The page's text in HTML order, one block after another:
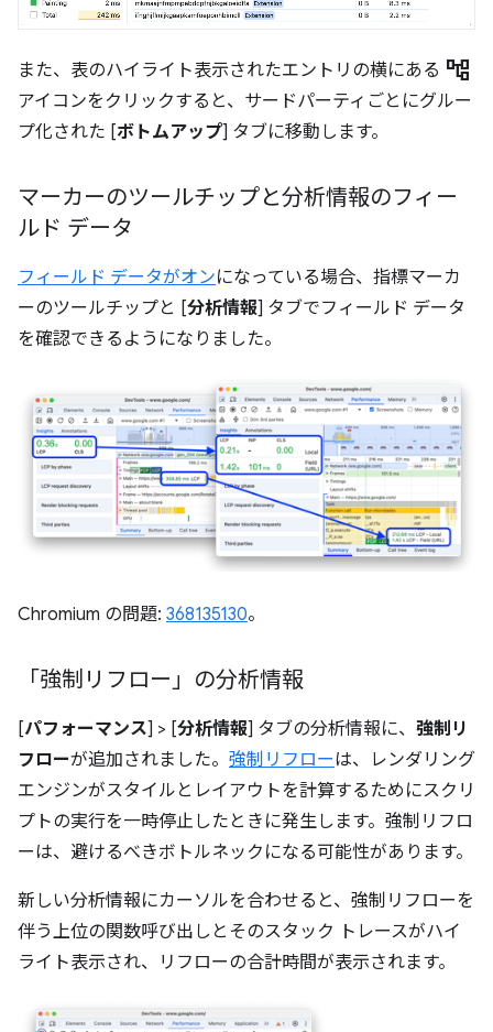
また、表のハイライト表示されたエントリの横にある account_tree
アイコンをクリックすると、サードパーティごとにグルー
プ化された [ボトムアップ] タブに移動します。
マーカーのツールチップと分析情報のフィー
ルド データ
フィールド データがオンになっている場合、指標マーカ
ーのツールチップと [分析情報] タブでフィールド データ
を確認できるようになりました。
Chromium の問題: 368135130。
「強制リフロー」の分析情報
[パフォーマンス] > [分析情報] タブの分析情報に、 強制リ
フローが追加されました。 強制リフローは、レンダリング
エンジンがスタイルとレイアウトを計算するためにスクリ
プトの実行を一時停止したときに発生します。強制リフロ
ーは、避けるべきボトルネックになる可能性があります。
新しい分析情報にカーソルを合わせると、強制リフローを
伴う上位の関数呼び出しとそのスタック トレースがハイ
ライト表示され、リフローの合計時間が表示されます。